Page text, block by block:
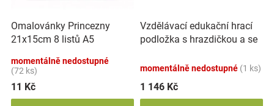
Omalovánky Princezny
21x15cm 8 listů A5
momentálně nedostupné
(72 ks)
11 Kč
Vzdělávací edukační hrací
podložka s hrazdičkou a se
momentálně nedostupné (1 ks)
1 146 Kč